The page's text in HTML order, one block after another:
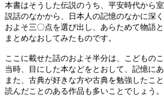
本書はそうした伝説のうち、平安時代から
説話のなかから、日本人の記憶のなかに深
およそ三〇点を選び出し、あらためて物語
まとめなおしてみたものです。
ここに載せた話のおよそ半分は、こどもの
当時、目にした本などをとおして、記憶に
また、古典が好きな方や古典を勉強したこ
読んだことのある作品も多いことでしょう。